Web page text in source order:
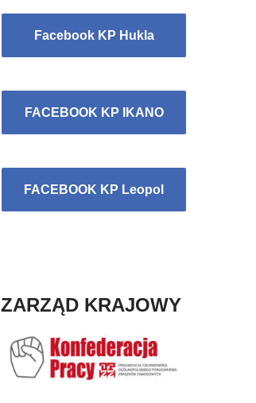
Facebook KP Hukla
FACEBOOK KP IKANO
FACEBOOK KP Leopol
ZARZĄD KRAJOWY